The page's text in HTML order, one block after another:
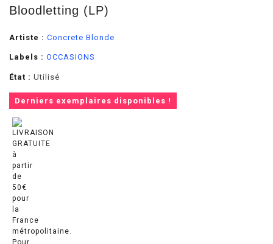
Bloodletting (LP)
Artiste : Concrete Blonde
Labels : OCCASIONS
État : Utilisé
Derniers exemplaires disponibles !